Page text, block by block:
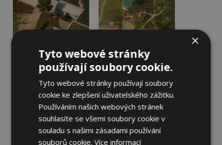
×
Tyto webové stránky
používají soubory cookie.
Tyto webové stránky používají soubory
cookie ke zlepšení uživatelského zážitku.
Používáním našich webových stránek
souhlasíte se všemi soubory cookie v
souladu s našimi zásadami používání
souborů cookie.Více informací